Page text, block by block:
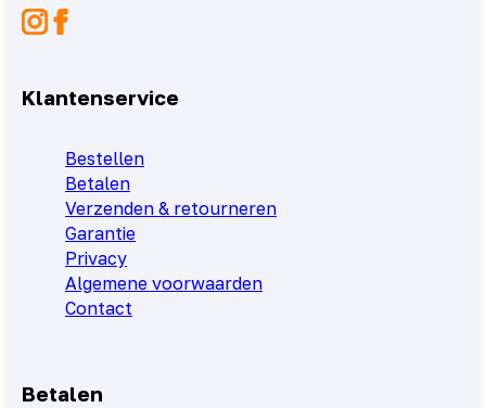
Klantenservice
Bestellen
Betalen
Verzenden & retourneren
Garantie
Privacy
Algemene voorwaarden
Contact
Betalen